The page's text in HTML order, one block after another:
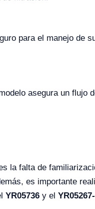
para el manejo de
asegura un flujo
la falta de
es importante
YR05736 y el